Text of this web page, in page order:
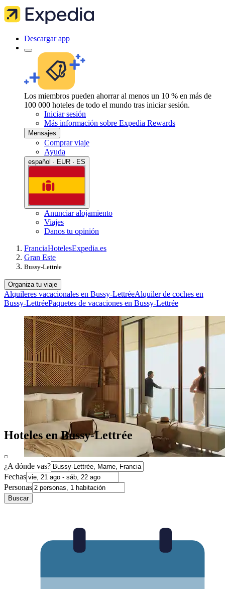
Descargar app
Los miembros pueden ahorrar al menos un 10 % en más de
100 000 hoteles de todo el mundo tras iniciar sesión.
Iniciar sesión
Más información sobre Expedia Rewards
Mensajes
Comprar viaje
Ayuda
español · EUR · ES
Anunciar alojamiento
Viajes
Danos tu opinión
FranciaHotelesExpedia.es
Gran Este
Bussy-Lettrée
Organiza tu viaje
Alquileres vacacionales en Bussy-LettréeAlquiler de coches en
Bussy-LettréePaquetes de vacaciones en Bussy-Lettrée
Hoteles en Bussy-Lettrée
¿A dónde vas?
Fechas
Personas
Buscar